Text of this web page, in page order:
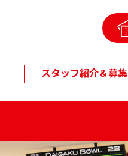
スタッフ紹介＆募集